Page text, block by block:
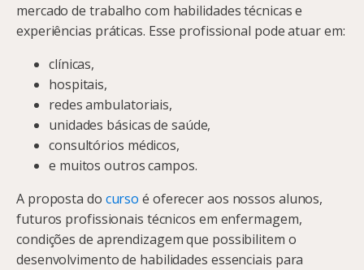
mercado de trabalho com habilidades técnicas e
experiências práticas. Esse profissional pode atuar em:
clínicas,
hospitais,
redes ambulatoriais,
unidades básicas de saúde,
consultórios médicos,
e muitos outros campos.
A proposta do curso é oferecer aos nossos alunos,
futuros profissionais técnicos em enfermagem,
condições de aprendizagem que possibilitem o
desenvolvimento de habilidades essenciais para